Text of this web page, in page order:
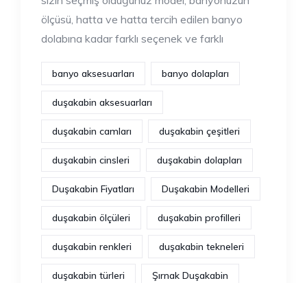
ölçüsü, hatta ve hatta tercih edilen banyo
dolabına kadar farklı seçenek ve farklı
banyo aksesuarları banyo dolapları
duşakabin aksesuarları
duşakabin camları duşakabin çeşitleri
duşakabin cinsleri duşakabin dolapları
Duşakabin Fiyatları Duşakabin Modelleri
duşakabin ölçüleri duşakabin profilleri
duşakabin renkleri duşakabin tekneleri
duşakabin türleri Şırnak Duşakabin